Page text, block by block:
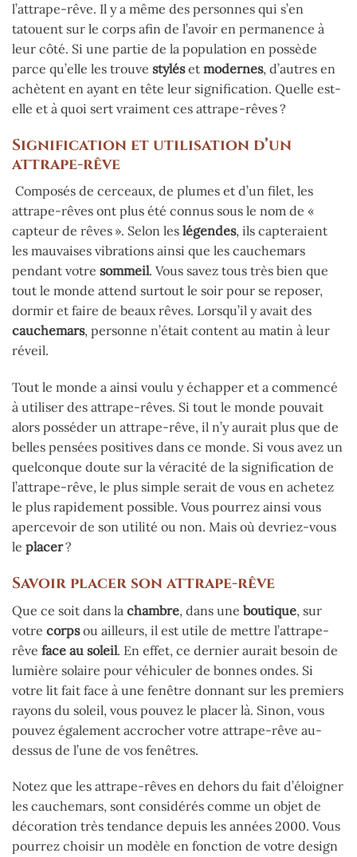
l’attrape-rêve. Il y a même des personnes qui s’en
tatouent sur le corps afin de l’avoir en permanence à
leur côté. Si une partie de la population en possède
parce qu’elle les trouve styléset modernes, d’autres en
achètent en ayant en tête leur signification. Quelle est-
elle et à quoi sert vraiment ces attrape-rêves ?
Signification et utilisation d’un
attrape-rêve
Composés de cerceaux, de plumes et d’un filet, les
attrape-rêves ont plus été connus sous le nom de «
capteur de rêves ». Selon les légendes, ils capteraient
les mauvaises vibrations ainsi que les cauchemars
pendant votre sommeil. Vous savez tous très bien que
tout le monde attend surtout le soir pour se reposer,
dormir et faire de beaux rêves. Lorsqu’il y avait des
cauchemars, personne n’était content au matin à leur
réveil.
Tout le monde a ainsi voulu y échapper et a commencé
à utiliser des attrape-rêves. Si tout le monde pouvait
alors posséder un attrape-rêve, il n’y aurait plus que de
belles pensées positives dans ce monde. Si vous avez un
quelconque doute sur la véracité de la signification de
l’attrape-rêve, le plus simple serait de vous en achetez
le plus rapidement possible. Vous pourrez ainsi vous
apercevoir de son utilité ou non. Mais où devriez-vous
le placer?
Savoir placer son attrape-rêve
Que ce soit dans la chambre, dans une boutique, sur
votre corpsou ailleurs, il est utile de mettre l’attrape-
rêve face au soleil. En effet, ce dernier aurait besoin de
lumière solaire pour véhiculer de bonnes ondes. Si
votre lit fait face à une fenêtre donnant sur les premiers
rayons du soleil, vous pouvez le placer là. Sinon, vous
pouvez également accrocher votre attrape-rêve au-
dessus de l’une de vos fenêtres.
Notez que les attrape-rêves en dehors du fait d’éloigner
les cauchemars, sont considérés comme un objet de
décoration très tendance depuis les années 2000. Vous
pourrez choisir un modèle en fonction de votre design